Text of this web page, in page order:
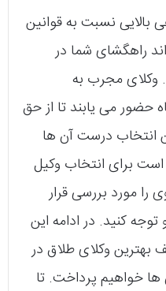
بالایی نسبت به قوانین
راهگشای شما در
وکلای مجرب به
حضور می یابند تا از حق
انتخاب درست آن ها
است برای انتخاب وکیل
مورد بررسی قرار
کنید. در ادامه این
وکلای طلاق در
خواهیم پرداخت. تا